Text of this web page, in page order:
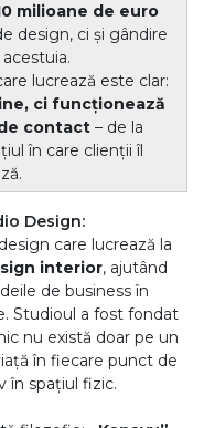
milioane de euro
design, ci și gândire
lucrează este clar:
ci funcționează
contact – de la
în care clienții îl
Design:
care lucrează la
interior, ajutând
de business în
Studioul a fost fondat
nu există doar pe un
în fiecare punct de
în spațiul fizic.